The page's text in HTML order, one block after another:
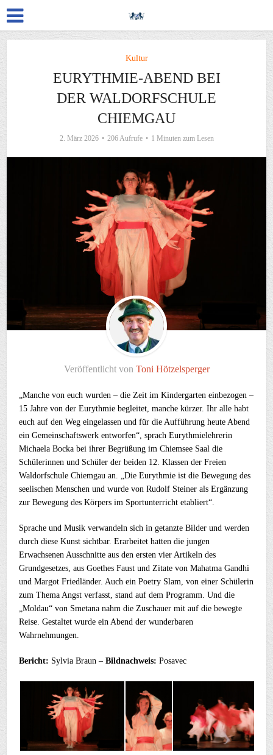
Kultur
EURYTHMIE-ABEND BEI
DER WALDORFSCHULE
CHIEMGAU
2. März 2026 206 Aufrufe 1 Minuten zum Lesen
Veröffentlicht von Toni Hötzelsperger
„Manche von euch wurden – die Zeit im Kindergarten einbezogen –
15 Jahre von der Eurythmie begleitet, manche kürzer. Ihr alle habt
euch auf den Weg eingelassen und für die Aufführung heute Abend
ein Gemeinschaftswerk entworfen“, sprach Eurythmielehrerin
Michaela Bocka bei ihrer Begrüßung im Chiemsee Saal die
Schülerinnen und Schüler der beiden 12. Klassen der Freien
Waldorfschule Chiemgau an. „Die Eurythmie ist die Bewegung des
seelischen Menschen und wurde von Rudolf Steiner als Ergänzung
zur Bewegung des Körpers im Sportunterricht etabliert“.
Sprache und Musik verwandeln sich in getanzte Bilder und werden
durch diese Kunst sichtbar. Erarbeitet hatten die jungen
Erwachsenen Ausschnitte aus den ersten vier Artikeln des
Grundgesetzes, aus Goethes Faust und Zitate von Mahatma Gandhi
und Margot Friedländer. Auch ein Poetry Slam, von einer Schülerin
zum Thema Angst verfasst, stand auf dem Programm. Und die
„Moldau“ von Smetana nahm die Zuschauer mit auf die bewegte
Reise. Gestaltet wurde ein Abend der wunderbaren
Wahrnehmungen.
Bericht: Sylvia Braun – Bildnachweis: Posavec